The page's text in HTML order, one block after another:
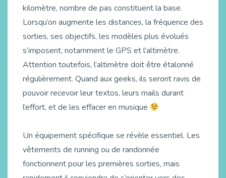
kilomètre, nombre de pas constituent la base.
Lorsqu’on augmente les distances, la fréquence des
sorties, ses objectifs, les modèles plus évolués
s’imposent, notamment le GPS et l’altimètre.
Attention toutefois, l’altimètre doit être étalonné
régulièrement. Quand aux geeks, ils seront ravis de
pouvoir recevoir leur textos, leurs mails durant
l’effort, et de les effacer en musique
Un équipement spécifique se révèle essentiel. Les
vêtements de running ou de randonnée
fonctionnent pour les premières sorties, mais